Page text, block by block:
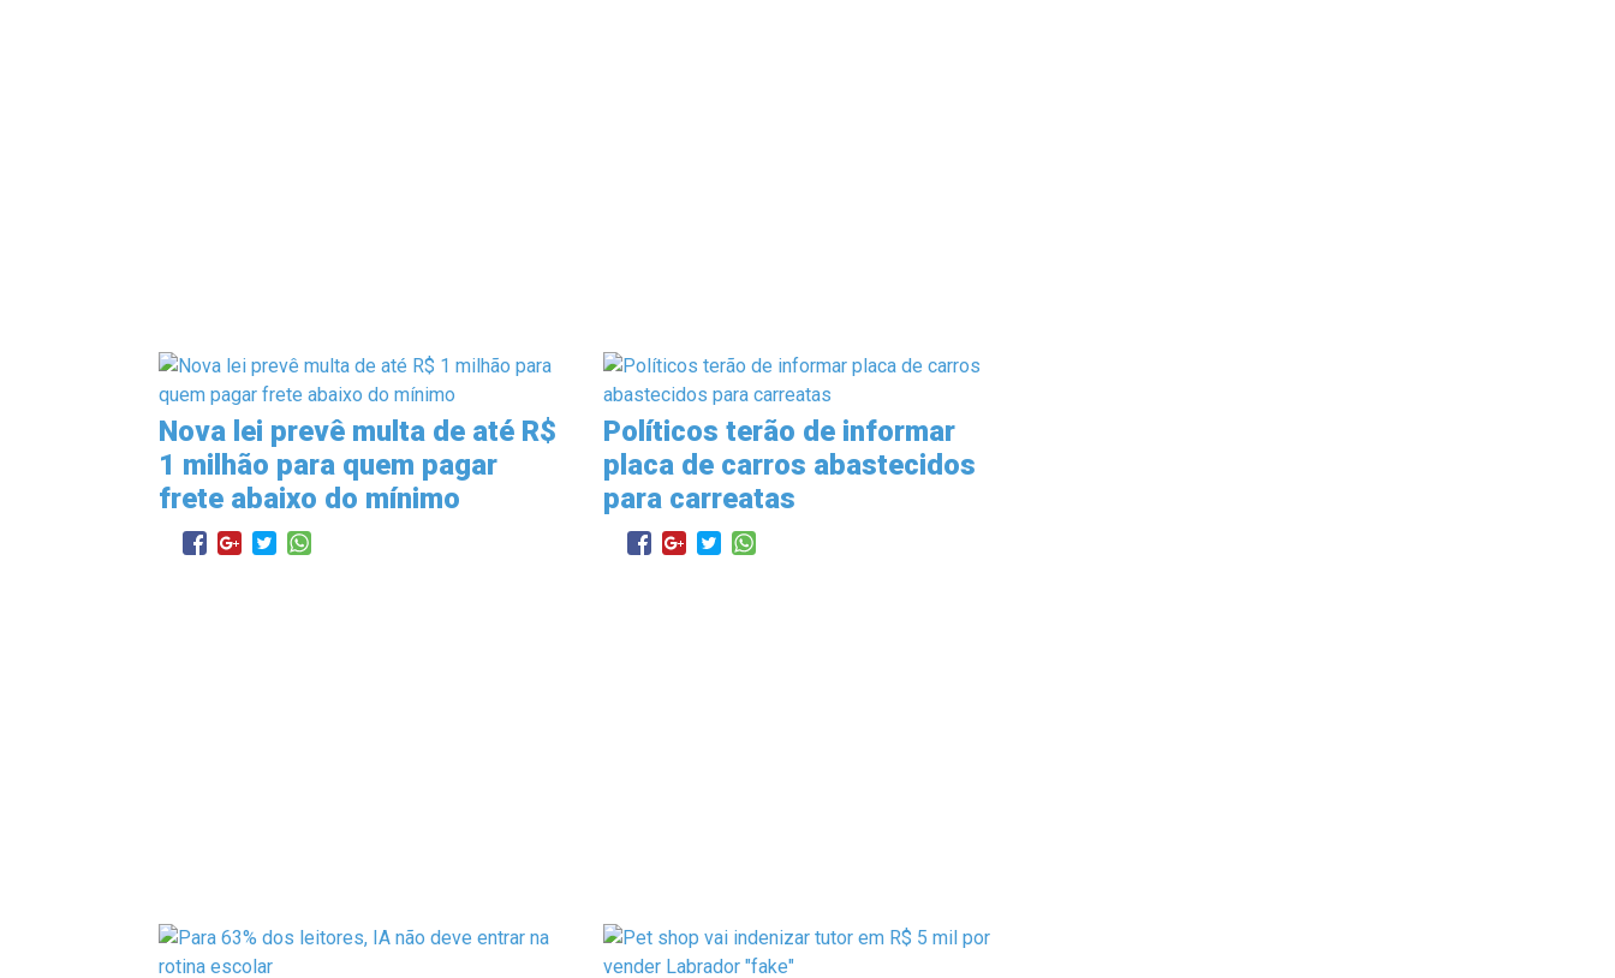
Nova lei prevê multa de até R$
1 milhão para quem pagar
frete abaixo do mínimo
Políticos terão de informar
placa de carros abastecidos
para carreatas